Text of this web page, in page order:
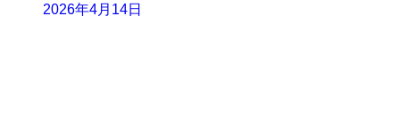
2026年4月14日